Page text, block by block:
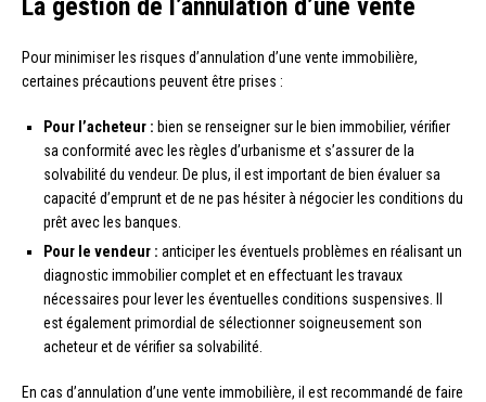
La gestion de l’annulation d’une vente
Pour minimiser les risques d’annulation d’une vente immobilière,
certaines précautions peuvent être prises :
Pour l’acheteur : bien se renseigner sur le bien immobilier, vérifier
sa conformité avec les règles d’urbanisme et s’assurer de la
solvabilité du vendeur. De plus, il est important de bien évaluer sa
capacité d’emprunt et de ne pas hésiter à négocier les conditions du
prêt avec les banques.
Pour le vendeur : anticiper les éventuels problèmes en réalisant un
diagnostic immobilier complet et en effectuant les travaux
nécessaires pour lever les éventuelles conditions suspensives. Il
est également primordial de sélectionner soigneusement son
acheteur et de vérifier sa solvabilité.
En cas d’annulation d’une vente immobilière, il est recommandé de faire